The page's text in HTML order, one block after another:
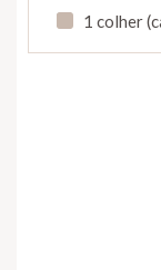
1 colher